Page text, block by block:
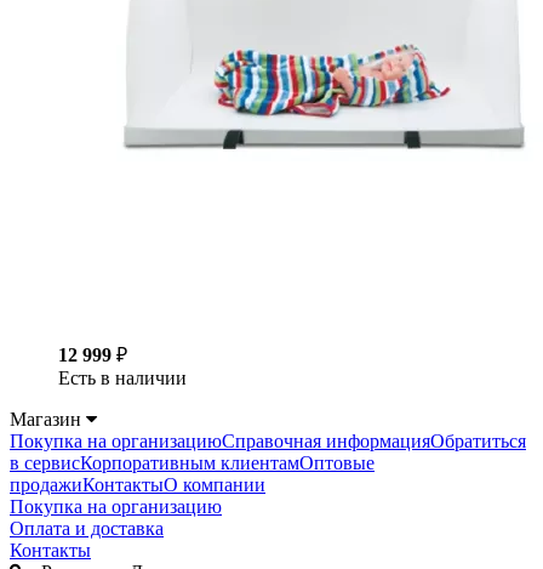
12 999 ₽
Есть в наличии
Магазин
Покупка на организациюСправочная информацияОбратиться
в сервисКорпоративным клиентамОптовые
продажиКонтактыО компании
Покупка на организацию
Оплата и доставка
Контакты